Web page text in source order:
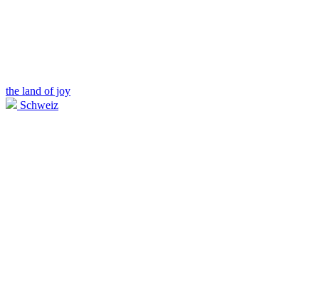
the land of joy
Schweiz